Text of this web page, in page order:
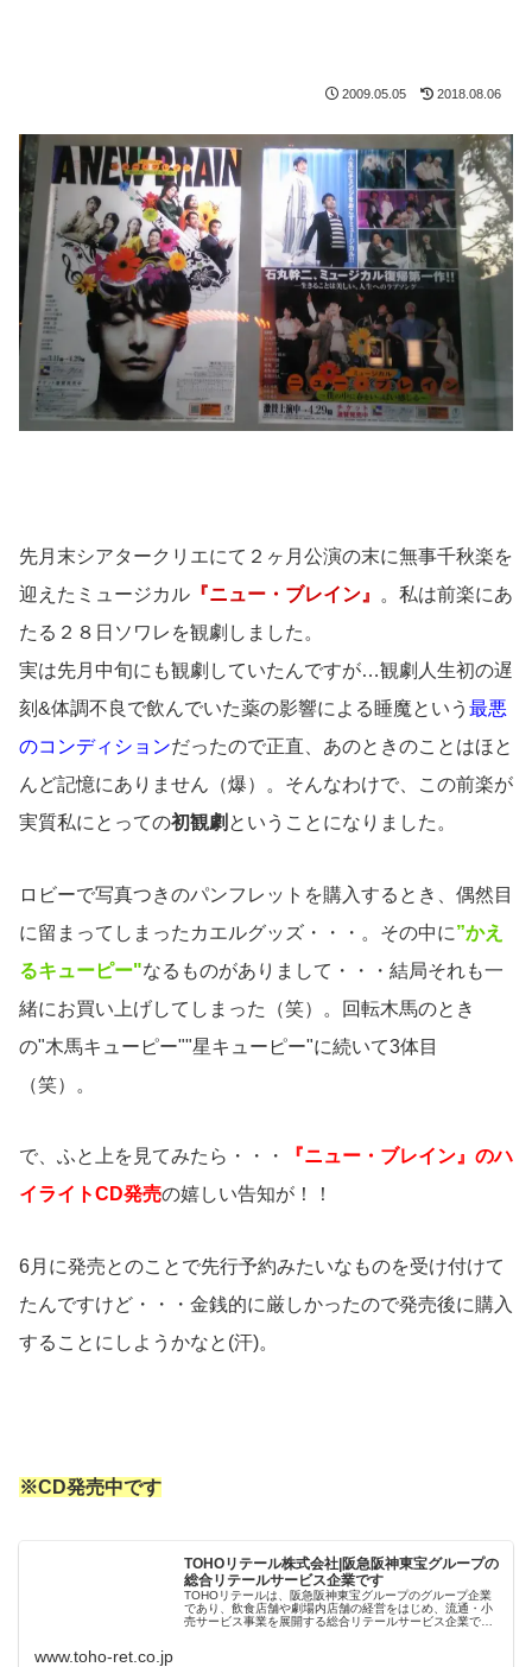
2009.05.05 2018.08.06
先月末シアタークリエにて２ヶ月公演の末に無事千秋楽を
迎えたミュージカル 『ニュー・ブレイン』
。私は前楽にあ
たる２８日ソワレを観劇しました。
実は先月中旬にも観劇していたんですが…観劇人生初の遅
刻&体調不良で飲んでいた薬の影響による睡魔という 最悪
のコンディションだったので正直、あのときのことはほと
んど記憶にありません（爆）。そんなわけで、この前楽が
実質私にとっての初観劇 ということになりました。
ロビーで写真つきのパンフレットを購入するとき、偶然目
に留まってしまったカエルグッズ・・・。その中に”かえ
るキューピー"なるものがありまして・・・結局それも一
緒にお買い上げしてしまった（笑）。回転木馬のとき
の"木馬キューピー""星キューピー"に続いて3体目
（笑）。
で、ふと上を見てみたら・・・
『ニュー・ブレイン』のハ
イライトCD発売の嬉しい告知が！！
6月に発売とのことで先行予約みたいなものを受け付けて
たんですけど・・・金銭的に厳しかったので発売後に購入
することにしようかなと(汗)。
※CD発売中です
TOHOリテール株式会社|阪急阪神東宝グループの
総合リテールサービス企業です
TOHOリテールは、阪急阪神東宝グループのグループ企業
であり、飲食店舗や劇場内店舗の経営をはじめ、流通・小
売サービス事業を展開する総合リテールサービス企業で
www.toho-ret.co.jp